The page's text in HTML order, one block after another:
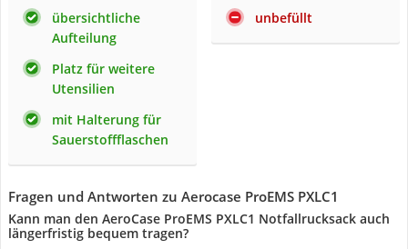
übersichtliche
Aufteilung
Platz für weitere
Utensilien
mit Halterung für
Sauerstoffflaschen
unbefüllt
Fragen und Antworten zu Aerocase ProEMS PXLC1
Kann man den AeroCase ProEMS PXLC1 Notfallrucksack auch
längerfristig bequem tragen?